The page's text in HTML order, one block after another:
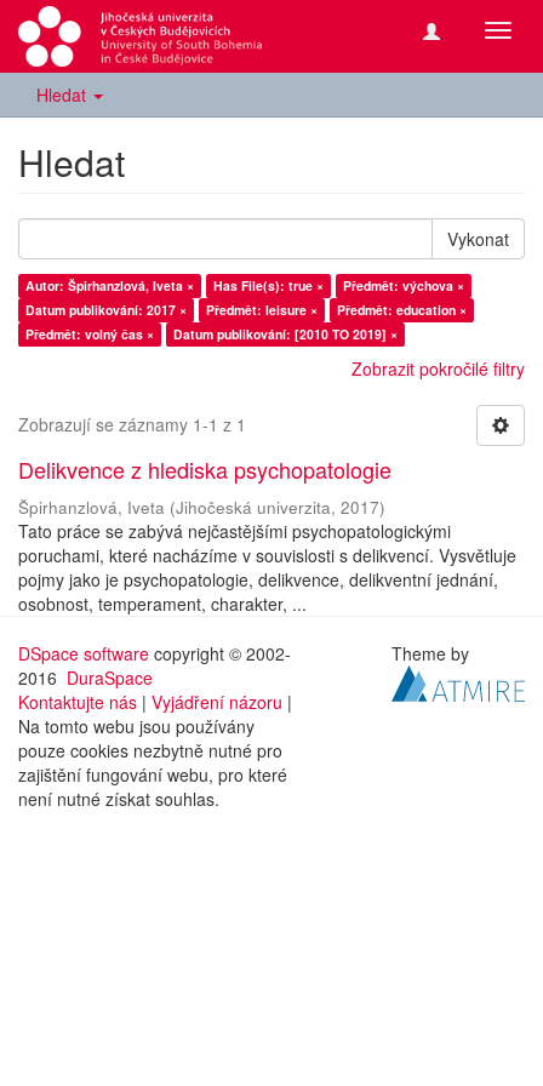
Hledat
Hledat
Vykonat
Autor: Špirhanzlová, Iveta × Has File(s): true ×
Předmět: výchova ×
Datum publikování: 2017 ×
Předmět: leisure ×
Předmět: education ×
Předmět: volný čas ×
Datum publikování: [2010 TO 2019] ×
Zobrazit pokročilé filtry
Zobrazují se záznamy 1-1 z 1
Delikvence z hlediska psychopatologie
Špirhanzlová, Iveta (Jihočeská univerzita, 2017)
Tato práce se zabývá nejčastějšími psychopatologickými
poruchami, které nacházíme v souvislosti s delikvencí. Vysvětluje
pojmy jako je psychopatologie, delikvence, delikventní jednání,
osobnost, temperament, charakter, ...
DSpace software copyright © 2002-
2016 DuraSpace
Kontaktujte nás | Vyjádření názoru |
Na tomto webu jsou používány
pouze cookies nezbytně nutné pro
zajištění fungování webu, pro které
není nutné získat souhlas.
Theme by